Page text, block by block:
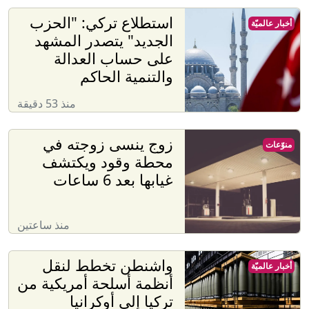
استطلاع تركي: "الحزب
الجديد" يتصدر المشهد
على حساب العدالة
والتنمية الحاكم
منذ 53 دقيقة
أخبار عالميّة
زوج ينسى زوجته في
محطة وقود ويكتشف
غيابها بعد 6 ساعات
منذ ساعتين
منوّعات
واشنطن تخطط لنقل
أنظمة أسلحة أمريكية من
تركيا إلى أوكرانيا
أخبار عالميّة